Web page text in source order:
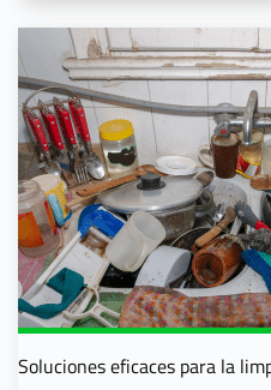
Soluciones eficaces para la